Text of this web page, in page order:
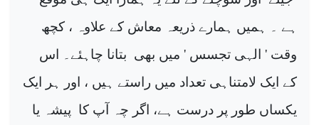
ہے ۔ ہمیں ہمارے ذریعہ معاش کے علاوہ ، کچھ
وقت ' الہی تجسس ' میں بھی بتانا چاہئے۔ اس
کے ایک لامتناہی تعداد میں راستے ہیں ، اور ہر ایک
یکساں طور پر درست ہے، اگر چہ آپ کا پیشہ یا